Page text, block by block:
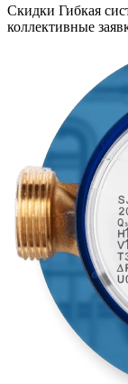
Скидки Гибкая
коллективные